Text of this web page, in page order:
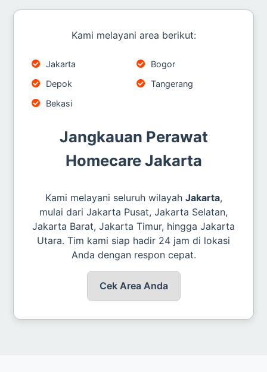
Kami melayani area berikut:
Jakarta
Bogor
Depok
Tangerang
Bekasi
Jangkauan Perawat
Homecare Jakarta
Kami melayani seluruh wilayah Jakarta,
mulai dari Jakarta Pusat, Jakarta Selatan,
Jakarta Barat, Jakarta Timur, hingga Jakarta
Utara. Tim kami siap hadir 24 jam di lokasi
Anda dengan respon cepat.
Cek Area Anda